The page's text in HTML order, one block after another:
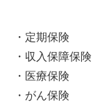
・定期保険
・収入保障保険
・医療保険
・がん保険